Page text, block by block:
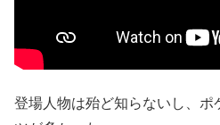
登場人物は殆ど知らないし、